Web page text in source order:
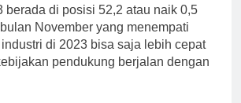
berada di posisi 52,2 atau naik 0,5
November yang menempati
di 2023 bisa saja lebih cepat
pendukung berjalan dengan